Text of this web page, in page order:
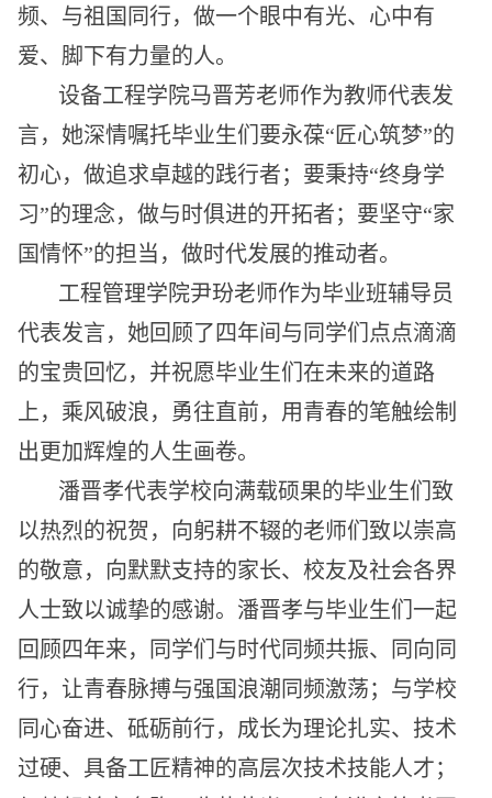
频、与祖国同行，做一个眼中有光、 心中有
爱、脚下有力量的人。
设备工程学院马晋芳老师作为教师代表发
言，她深情嘱托毕业生们要永葆“匠心筑梦”的
初心，做追求卓越的践行者；要秉持“终身学
习”的理念，做与时俱进的开拓者；要坚守“家
国情怀”的担当，做时代发展的推动者。
工程管理学院尹玢老师作为毕业班辅导员
代表发言，她回顾了四年间与同学们点点滴滴
的宝贵回忆，并祝愿毕业生们在未来的道路
上，乘风破浪，勇往直前，用青春的笔触绘制
出更加辉煌的人生画卷。
潘晋孝代表学校向满载硕果的毕业生们致
以热烈的祝贺，向躬耕不辍的老师们致以崇高
的敬意，向默默支持的家长、校友及社会各界
人士致以诚挚的感谢。潘晋孝与毕业生们一起
回顾四年来，同学们与时代同频共振、同向同
行，让青春脉搏与强国浪潮同频激荡；与学校
同心奋进、砥砺前行，成长为理论扎实、技术
过硬、具备工匠精神的高层次技术技能人才；